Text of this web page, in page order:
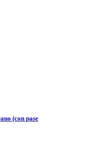
(con pase